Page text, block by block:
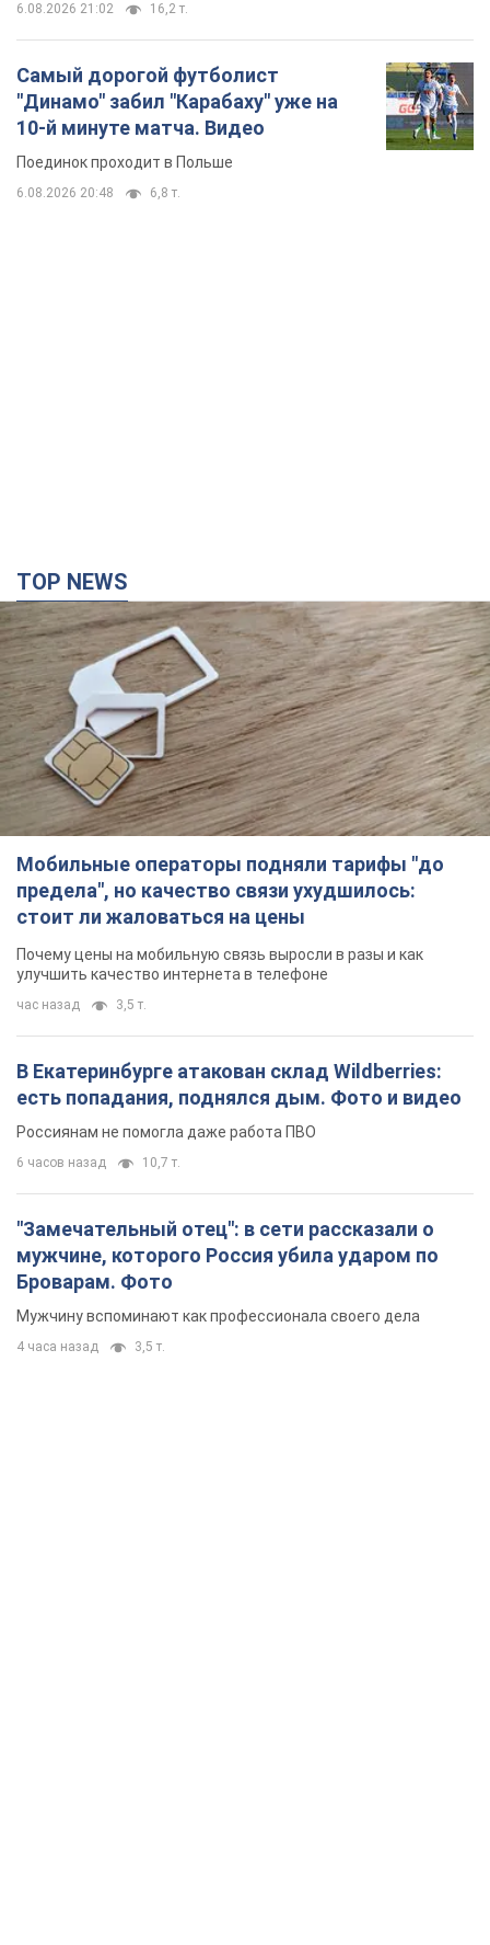
6.08.2026 21:02 16,2 т.
Самый дорогой футболист
"Динамо" забил "Карабаху" уже на
10-й минуте матча. Видео
Поединок проходит в Польше
6.08.2026 20:48 6,8 т.
TOP NEWS
Мобильные операторы подняли тарифы "до
предела", но качество связи ухудшилось:
стоит ли жаловаться на цены
Почему цены на мобильную связь выросли в разы и как
улучшить качество интернета в телефоне
час назад 3,5 т.
В Екатеринбурге атакован склад Wildberries:
есть попадания, поднялся дым. Фото и видео
Россиянам не помогла даже работа ПВО
6 часов назад 10,7 т.
"Замечательный отец": в сети рассказали о
мужчине, которого Россия убила ударом по
Броварам. Фото
Мужчину вспоминают как профессионала своего дела
4 часа назад 3,5 т.